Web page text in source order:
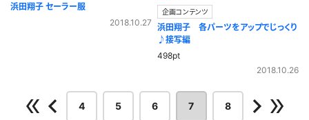
浜田翔子 セーラー服
2018.10.27
企画コンテンツ
浜田翔子 各パーツをアップでじっくり
♪接写編
498pt
2018.10.26
4 5 6 7 8